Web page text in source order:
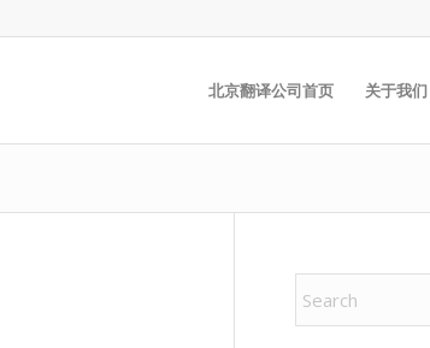
北京翻译公司首页 关于我们